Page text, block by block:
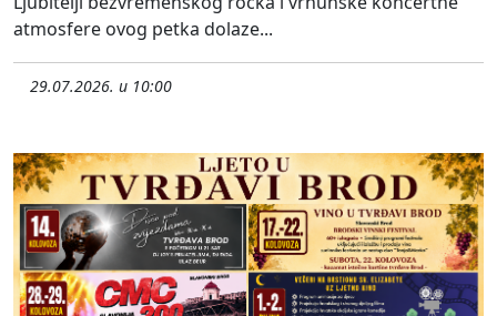
atmosfere ovog petka dolaze...
29.07.2026. u 10:00